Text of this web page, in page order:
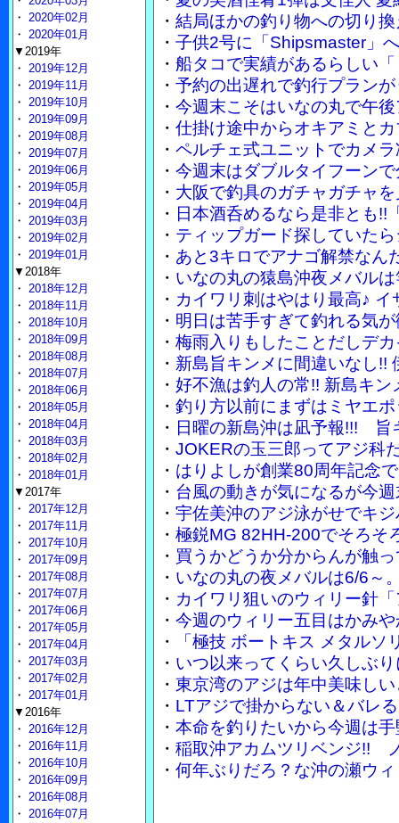
・ 結局ほかの釣り物への切り
・ 子供2号に「Shipsmaster」
・ 船タコで実績があるらしい
・ 予約の出遅れで釣行プラン
・ 今週末こそはいなの丸で午
・ 仕掛け途中からオキアミと
・ ペルチェ式ユニットでカメ
・ 今週末はダブルタイフーン
・ 大阪で釣具のガチャガチャ
・ 日本酒呑めるなら是非とも!!
・ ティップガード探していた
・ あと3キロでアナゴ解禁なん
・ いなの丸の猿島沖夜メバル
・ カイワリ刺はやはり最高♪
・ 明日は苦手すぎて釣れる気
・ 梅雨入りもしたことだしデ
・ 新島旨キンメに間違いなし!!
・ 好不漁は釣人の常!! 新島キ
・ 釣り方以前にまずはミヤエ
・ 日曜の新島沖は凪予報!!! 旨
・ JOKERの玉三郎ってアジ科
・ はりよしが創業80周年記念
・ 台風の動きが気になるが今
・ 宇佐美沖のアジ泳がせでキ
・ 極鋭MG 82HH-200でそろそ
・ 買うかどうか分からんが触
・ いなの丸の夜メバルは6/6～
・ カイワリ狙いのウィリー針
・ 今週のウィリー五目はかみ
・
「極技 ボートキス メタル
・ いつ以来ってくらい久しぶ
・ 東京湾のアジは年中美味し
・ LTアジで掛からない＆バレ
・ 本命を釣りたいから今週は
・ 稲取沖アカムツリベンジ!!
・ 何年ぶりだろ？な沖の瀬ウ
・ 2020年02月
・ 2020年01月
▼2019年
・ 2019年12月
・ 2019年11月
・ 2019年10月
・ 2019年09月
・ 2019年08月
・ 2019年07月
・ 2019年06月
・ 2019年05月
・ 2019年04月
・ 2019年03月
・ 2019年02月
・ 2019年01月
▼2018年
・ 2018年12月
・ 2018年11月
・ 2018年10月
・ 2018年09月
・ 2018年08月
・ 2018年07月
・ 2018年06月
・ 2018年05月
・ 2018年04月
・ 2018年03月
・ 2018年02月
・ 2018年01月
▼2017年
・ 2017年12月
・ 2017年11月
・ 2017年10月
・ 2017年09月
・ 2017年08月
・ 2017年07月
・ 2017年06月
・ 2017年05月
・ 2017年04月
・ 2017年03月
・ 2017年02月
・ 2017年01月
▼2016年
・ 2016年12月
・ 2016年11月
・ 2016年10月
・ 2016年09月
・ 2016年08月
・ 2016年07月